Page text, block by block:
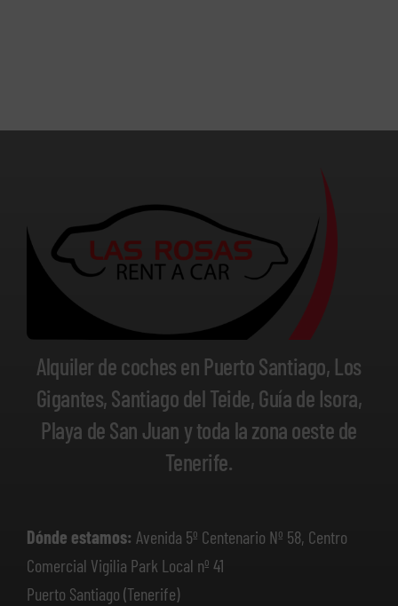
Alquiler de coches en Puerto Santiago, Los
Gigantes, Santiago del Teide, Guía de Isora,
Playa de San Juan y toda la zona oeste de
Tenerife.
Dónde estamos: Avenida 5º Centenario Nº 58, Centro
Comercial Vigilia Park Local nº 41
Puerto Santiago (Tenerife)